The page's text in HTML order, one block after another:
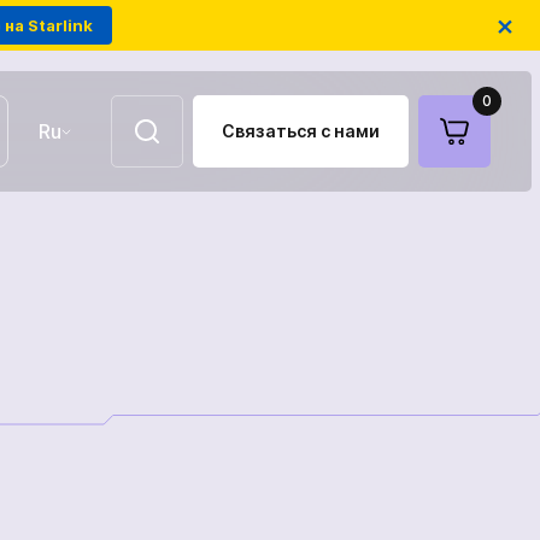
на Starlink ×
Ru
Связаться с нами
0